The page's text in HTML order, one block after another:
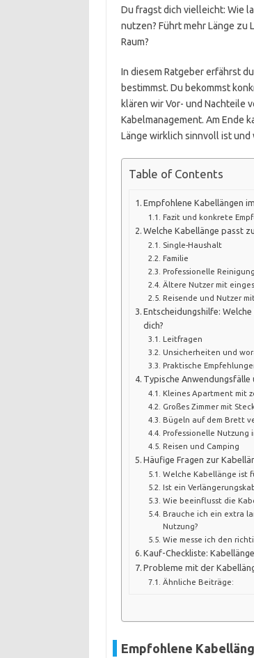
Du fragst dich vielleicht: Wie
nutzen? Führt mehr Länge zu
Raum?
In diesem Ratgeber erfährst
bestimmst. Du bekommst
klären wir Vor- und Nachteile
Kabelmanagement. Am Ende
Länge wirklich sinnvoll ist und
Table of Contents
Empfohlene Kabellängen
Fazit und konkrete
Welche Kabellänge passt
Single-Haushalt
Familie
Professionelle
Ältere Nutzer mit
Reisende und Nutzer
Entscheidungshilfe:
dich?
Leitfragen
Unsicherheiten und
Praktische
Typische
Kleines Apartment mit
Großes Zimmer mit
Bügeln auf dem Brett
Professionelle Nutzung
Reisen und Camping
Häufige Fragen zur
Welche Kabellänge ist
Ist ein
Wie beeinflusst die
Brauche ich ein extra
Nutzung?
Wie messe ich den
Kauf-Checkliste:
Probleme mit der
Ähnliche Beiträge:
Empfohlene